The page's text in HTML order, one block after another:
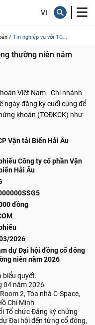
/ Tin nghiệp vụ với TC...
thường niên năm
Việt Nam - Chi nhánh
ngày đăng ký cuối cùng để
khoán (TCĐKCK) như
Vận tải Biển Hải Âu
Công ty cổ phần Vận
Hải Âu
đồng
2026
dự Đại hội đồng cổ đông
niên năm 2026
biểu quyết.
04 năm 2026.
2, Tòa nhà C-Space,
Chí Minh
Tổ chức Đăng ký chứng
Đại hội đến từng cổ đông,